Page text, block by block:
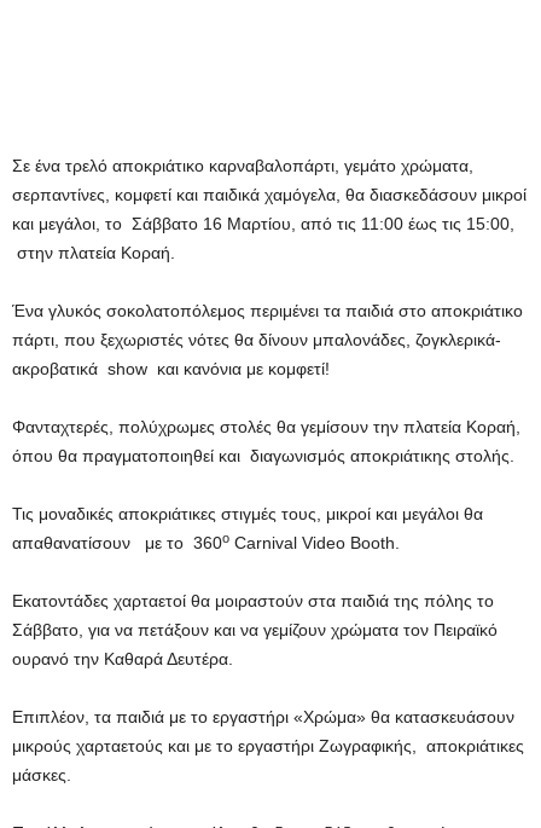
Σε ένα τρελό αποκριάτικο καρναβαλοπάρτι, γεμάτο χρώματα,
σερπαντίνες, κομφετί και παιδικά χαμόγελα, θα διασκεδάσουν μικροί
και μεγάλοι, το Σάββατο 16 Μαρτίου, από τις 11:00 έως τις 15:00,
στην πλατεία Κοραή.
Ένα γλυκός σοκολατοπόλεμος περιμένει τα παιδιά στο αποκριάτικο
πάρτι, που ξεχωριστές νότες θα δίνουν μπαλονάδες, ζογκλερικά-
ακροβατικά show και κανόνια με κομφετί!
Φανταχτερές, πολύχρωμες στολές θα γεμίσουν την πλατεία Κοραή,
όπου θα πραγματοποιηθεί και διαγωνισμός αποκριάτικης στολής.
Τις μοναδικές αποκριάτικες στιγμές τους, μικροί και μεγάλοι θα
απαθανατίσουν με το 360ο Carnival Video Booth.
Εκατοντάδες χαρταετοί θα μοιραστούν στα παιδιά της πόλης το
Σάββατο, για να πετάξουν και να γεμίζουν χρώματα τον Πειραϊκό
ουρανό την Καθαρά Δευτέρα.
Επιπλέον, τα παιδιά με το εργαστήρι «Χρώμα» θα κατασκευάσουν
μικρούς χαρταετούς και με το εργαστήρι Ζωγραφικής, αποκριάτικες
μάσκες.